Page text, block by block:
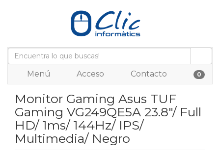
Menú Acceso Contacto 0
Monitor Gaming Asus TUF
Gaming VG249QE5A 23.8"/ Full
HD/ 1ms/ 144Hz/ IPS/
Multimedia/ Negro